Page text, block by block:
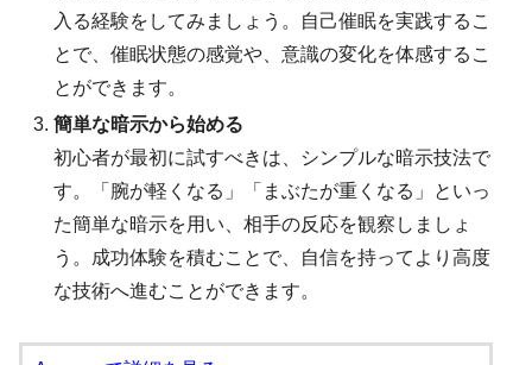
入る経験をしてみましょう。自己催眠を実践するこ
とで、催眠状態の感覚や、意識の変化を体感するこ
とができます。
簡単な暗示から始める
初心者が最初に試すべきは、シンプルな暗示技法で
す。「腕が軽くなる」「まぶたが重くなる」といっ
た簡単な暗示を用い、相手の反応を観察しましょ
う。成功体験を積むことで、自信を持ってより高度
な技術へ進むことができます。